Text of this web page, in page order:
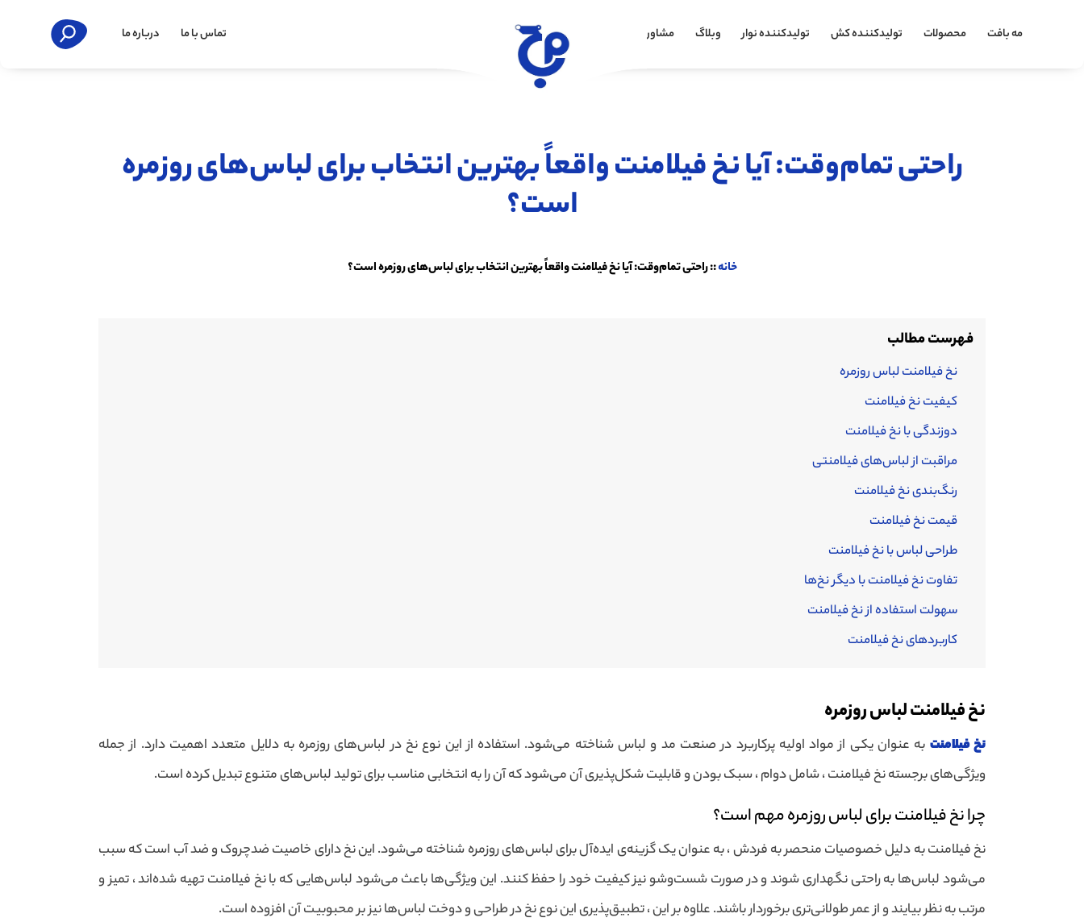
مه بافت محصولات تولیدکننده کش تولیدکننده نوار وبلاگ مشاوره خرید تماس با ما درباره ما
راحتی تمام‌وقت: آیا نخ فیلامنت واقعاً بهترین انتخاب برای لباس‌های روزمره
است؟
خانه::راحتی تمام‌وقت: آیا نخ فیلامنت واقعاً بهترین انتخاب برای لباس‌های روزمره است؟
فهرست مطالب
نخ فیلامنت لباس روزمره
کیفیت نخ فیلامنت
دوزندگی با نخ فیلامنت
مراقبت از لباس‌های فیلامنتی
رنگ‌بندی نخ فیلامنت
قیمت نخ فیلامنت
طراحی لباس با نخ فیلامنت
تفاوت نخ فیلامنت با دیگر نخ‌ها
سهولت استفاده از نخ فیلامنت
کاربردهای نخ فیلامنت
نخ فیلامنت لباس روزمره
نخ فیلامنت به عنوان یکی از مواد اولیه پرکاربرد در صنعت مد و لباس شناخته می‌شود. استفاده از این نوع نخ در لباس‌های روزمره به دلایل متعدد اهمیت دارد. از جمله
ویژگی‌های برجسته نخ فیلامنت ، شامل دوام ، سبک بودن و قابلیت شکل‌پذیری آن می‌شود که آن را به انتخابی مناسب برای تولید لباس‌های متنوع تبدیل کرده است.
چرا نخ فیلامنت برای لباس روزمره مهم است؟
نخ فیلامنت به دلیل خصوصیات منحصر به فردش ، به عنوان یک گزینه‌ی ایده‌آل برای لباس‌های روزمره شناخته می‌شود. این نخ دارای خاصیت ضدچروک و ضد آب است که سبب
می‌شود لباس‌ها به راحتی نگهداری شوند و در صورت شست‌وشو نیز کیفیت خود را حفظ کنند. این ویژگی‌ها باعث می‌شود لباس‌هایی که با نخ فیلامنت تهیه شده‌اند ، تمیز و
مرتب به نظر بیایند و از عمر طولانی‌تری برخوردار باشند. علاوه بر این ، تطبیق‌پذیری این نوع نخ در طراحی و دوخت لباس‌ها نیز بر محبوبیت آن افزوده است.